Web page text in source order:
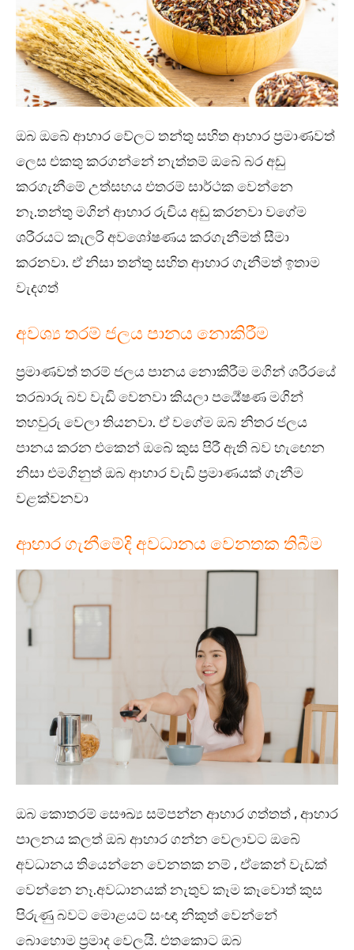
ඔබ ඔබේ ආහාර වේලට තන්තු සහිත ආහාර ප්‍රමාණවත්
ලෙස එකතු කරගන්නේ නැත්තම් ඔබේ බර අඩු
කරගැනීමේ උත්සහය එතරම් සාර්ථක වෙන්නෙ
නෑ.තන්තු මගින් ආහාර රුචිය අඩු කරනවා වගේම
ශරීරයට කැලරි අවශෝෂණය කරගැනීමත් සීමා
කරනවා. ඒ නිසා තන්තු සහිත ආහාර ගැනීමත් ඉතාම
වැදගත්
අවශ්‍ය තරම් ජලය පානය නොකිරීම
ප්‍රමාණවත් තරම් ජලය පානය නොකිරීම මගින් ශරීරයේ
තරබාරු බව වැඩි වෙනවා කියලා පර්‍යේෂණ මගින්
තහවුරු වෙලා තියනවා. ඒ වගේම ඔබ නිතර ජලය
පානය කරන එකෙන් ඔබේ කුස පිරී ඇති බව හැඟෙන
නිසා එමගිනුත් ඔබ ආහාර වැඩි ප්‍රමාණයක් ගැනීම
වළක්වනවා
ආහාර ගැනීමේදි අවධානය වෙනතක තිබීම
ඔබ කොතරම් සෞඛ්‍ය සම්පන්න ආහාර ගත්තත් , ආහාර
පාලනය කලත් ඔබ ආහාර ගන්න වෙලාවට ඔබේ
අවධානය තියෙන්නෙ වෙනතක නම් , ඒකෙන් වැඩක්
වෙන්නෙ නෑ.අවධානයක් නැතුව කෑම කෑවොත් කුස
පිරුණු බවට මොළයට සංඥා නිකුත් වෙන්නේ
බොහොම ප්‍රමාද වෙලයි. එතකොට ඔබ